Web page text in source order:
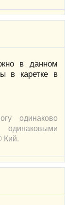
в данном
в каретке в
одинаково
Кий.